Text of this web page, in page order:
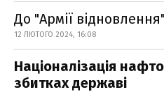
До "Армії
12 ЛЮТОГО 2024, 16:08
Націоналізація
збитках державі